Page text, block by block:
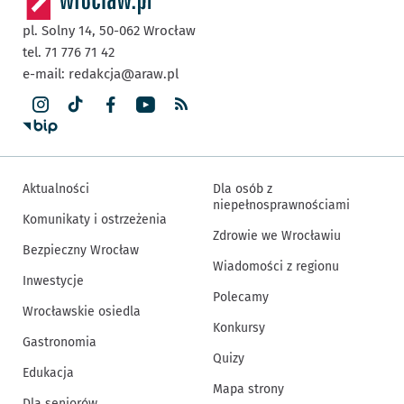
pl. Solny 14, 50-062 Wrocław
tel. 71 776 71 42
e-mail: redakcja@araw.pl
Aktualności
Komunikaty i ostrzeżenia
Bezpieczny Wrocław
Inwestycje
Wrocławskie osiedla
Gastronomia
Edukacja
Dla osób z
niepełnosprawnościami
Zdrowie we Wrocławiu
Wiadomości z regionu
Polecamy
Konkursy
Quizy
Mapa strony